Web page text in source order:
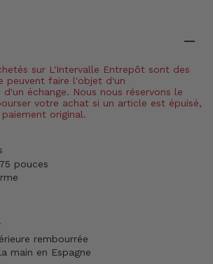
sur L'Intervalle Entrepôt sont des
peuvent faire l'objet d'un
échange. Nous nous réservons le
votre achat si un article est épuisé,
original.
pouces
rembourrée
main en Espagne